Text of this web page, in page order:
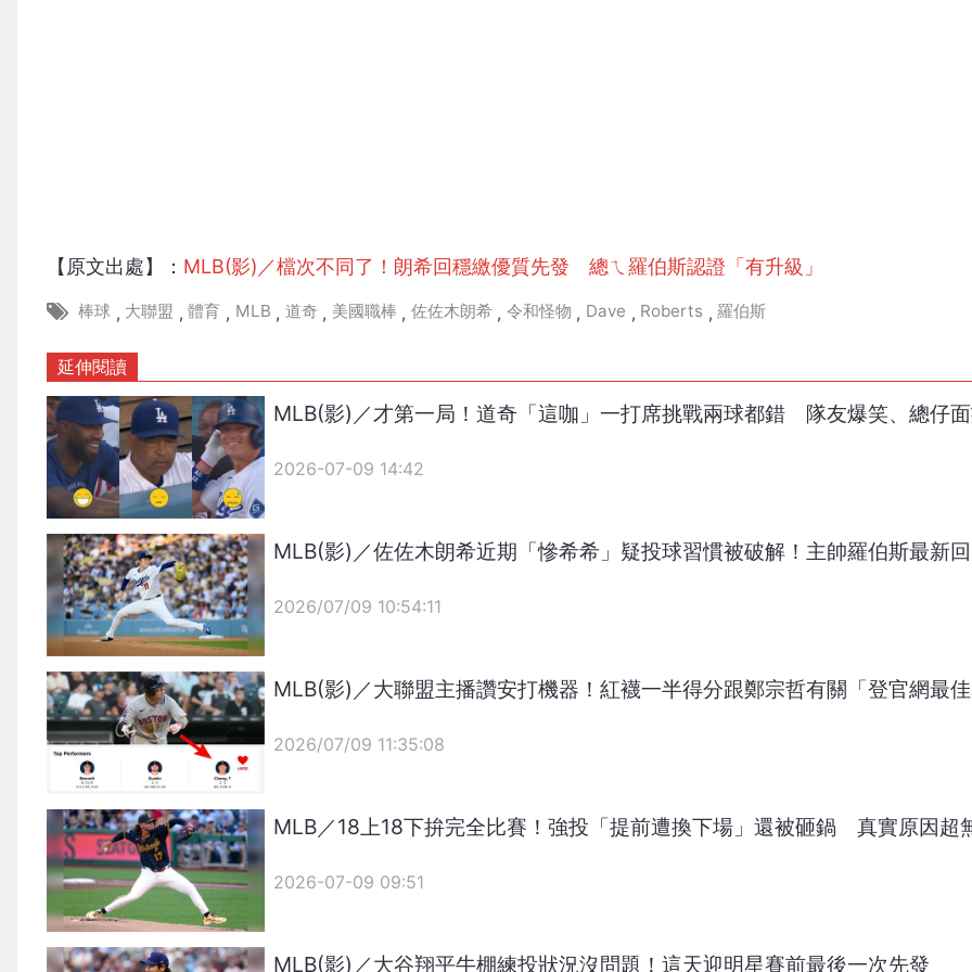
【原文出處】： MLB(影)／檔次不同了！朗希回穩繳優質先發 總ㄟ羅伯斯認證「有升級」
棒球 , 大聯盟 , 體育 , MLB , 道奇 , 美國職棒 , 佐佐木朗希 , 令和怪物 , Dave , Roberts , 羅伯斯
延伸閱讀
MLB(影)／才第一局！道奇「這咖」一打席挑戰兩球都錯 隊友爆笑、總仔
2026-07-09 14:42
{PLAYICON}
MLB(影)／佐佐木朗希近期「慘希希」疑投球習慣被破解！主帥羅伯斯最新
2026/07/09 10:54:11
{PLAYICON}
MLB(影)／大聯盟主播讚安打機器！紅襪一半得分跟鄭宗哲有關「登官網最
2026/07/09 11:35:08
MLB／18上18下拚完全比賽！強投「提前遭換下場」還被砸鍋 真實原因超
2026-07-09 09:51
MLB(影)／大谷翔平牛棚練投狀況沒問題！這天迎明星賽前最後一次先發